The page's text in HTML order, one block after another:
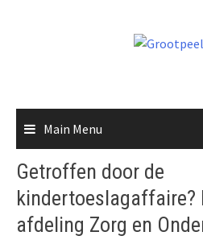
Main Menu
Getroffen door de
kindertoeslagaffaire?
afdeling Zorg en